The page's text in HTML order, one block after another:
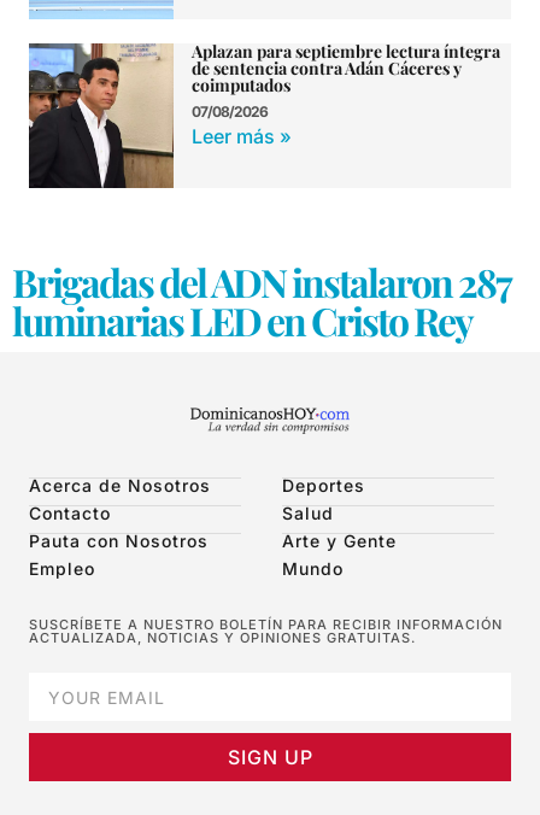
Aplazan para septiembre lectura íntegra
de sentencia contra Adán Cáceres y
coimputados
07/08/2026
Leer más »
Brigadas del ADN instalaron 287
luminarias LED en Cristo Rey
Acerca de Nosotros
Contacto
Pauta con Nosotros
Empleo
Deportes
Salud
Arte y Gente
Mundo
SUSCRÍBETE A NUESTRO BOLETÍN PARA RECIBIR INFORMACIÓN
ACTUALIZADA, NOTICIAS Y OPINIONES GRATUITAS.
SIGN UP